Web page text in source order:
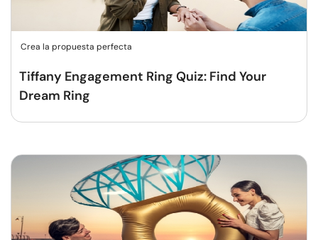
Crea la propuesta perfecta
Tiffany Engagement Ring Quiz: Find Your
Dream Ring